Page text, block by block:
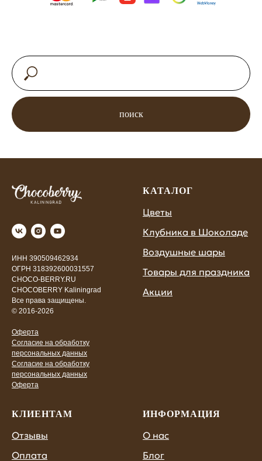
поиск
ИНН 390509462934
ОГРН 318392600031557
CHOCO-BERRY.RU
CHOCOBERRY Kaliningrad
Все права защищены.
© 2016-2026
Оферта
Согласие на обработку
персональных данных
Согласие на обработку
персональных данных
Оферта
КАТАЛОГ
Цветы
Клубника в Шоколаде
Воздушные шары
Товары для праздника
Акции
КЛИЕНТАМ
Отзывы
Оплата
ИНФОРМАЦИЯ
О нас
Блог